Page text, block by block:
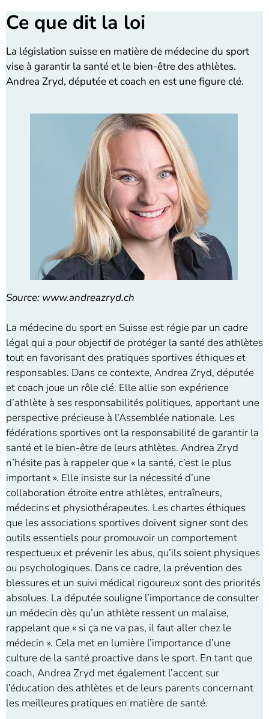
Ce que dit la loi
La législation suisse en matière de médecine du sport
vise à garantir la santé et le bien-être des athlètes.
Andrea Zryd, députée et coach en est une figure clé.
Source: www.andreazryd.ch
La médecine du sport en Suisse est régie par un cadre
légal qui a pour objectif de protéger la santé des athlètes
tout en favorisant des pratiques sportives éthiques et
responsables. Dans ce contexte, Andrea Zryd, députée
et coach joue un rôle clé. Elle allie son expérience
d’athlète à ses responsabilités politiques, apportant une
perspective précieuse à l’Assemblée nationale. Les
fédérations sportives ont la responsabilité de garantir la
santé et le bien-être de leurs athlètes. Andrea Zryd
n’hésite pas à rappeler que « la santé, c’est le plus
important ». Elle insiste sur la nécessité d’une
collaboration étroite entre athlètes, entraîneurs,
médecins et physiothérapeutes. Les chartes éthiques
que les associations sportives doivent signer sont des
outils essentiels pour promouvoir un comportement
respectueux et prévenir les abus, qu’ils soient physiques
ou psychologiques. Dans ce cadre, la prévention des
blessures et un suivi médical rigoureux sont des priorités
absolues. La députée souligne l’importance de consulter
un médecin dès qu’un athlète ressent un malaise,
rappelant que « si ça ne va pas, il faut aller chez le
médecin ». Cela met en lumière l’importance d’une
culture de la santé proactive dans le sport. En tant que
coach, Andrea Zryd met également l’accent sur
l’éducation des athlètes et de leurs parents concernant
les meilleures pratiques en matière de santé.